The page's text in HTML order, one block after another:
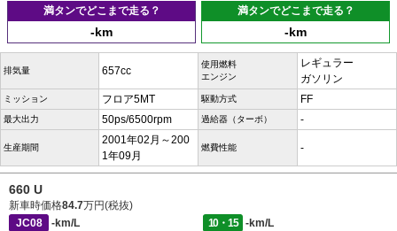
満タンでどこまで走る？
-km
満タンでどこまで走る？
-km
排気量 657cc
使用燃料
エンジン
レギュラー
ガソリン
ミッション フロア5MT 駆動方式 FF
最大出力 50ps/6500rpm 過給器（ターボ） -
生産期間
2001年02月～200
1年09月
燃費性能 -
660 U
新車時価格84.7万円(税抜)
JC08
-km/L 10・15
-km/L